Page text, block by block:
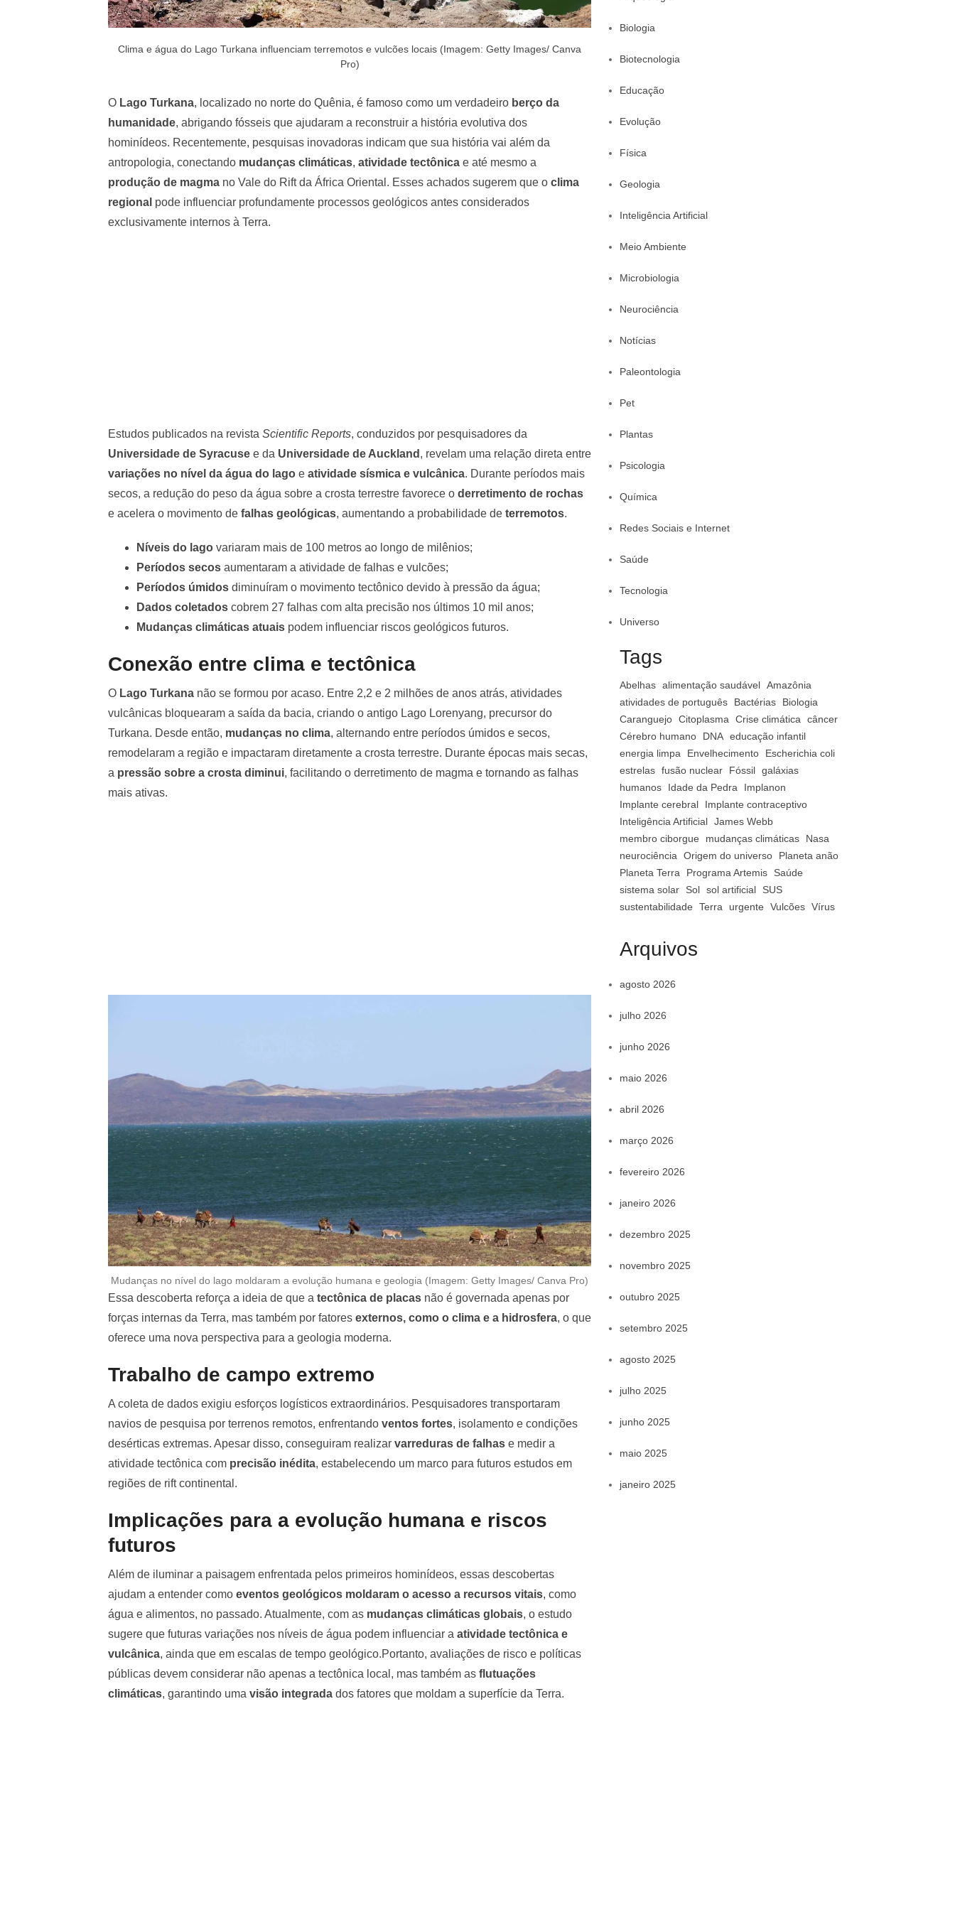
Clima e água do Lago Turkana influenciam terremotos e vulcões locais (Imagem: Getty Images/ Canva
Pro)
O Lago Turkana, localizado no norte do Quênia, é famoso como um verdadeiro berço da
humanidade, abrigando fósseis que ajudaram a reconstruir a história evolutiva dos
hominídeos. Recentemente, pesquisas inovadoras indicam que sua história vai além da
antropologia, conectando mudanças climáticas, atividade tectônica e até mesmo a
produção de magma no Vale do Rift da África Oriental. Esses achados sugerem que o clima
regional pode influenciar profundamente processos geológicos antes considerados
exclusivamente internos à Terra.
Estudos publicados na revista Scientific Reports, conduzidos por pesquisadores da
Universidade de Syracuse e da Universidade de Auckland , revelam uma relação direta entre
variações no nível da água do lago e atividade sísmica e vulcânica. Durante períodos mais
secos, a redução do peso da água sobre a crosta terrestre favorece o derretimento de rochas
e acelera o movimento de falhas geológicas, aumentando a probabilidade de terremotos.
Níveis do lago variaram mais de 100 metros ao longo de milênios;
Períodos secos aumentaram a atividade de falhas e vulcões;
Períodos úmidos diminuíram o movimento tectônico devido à pressão da água;
Dados coletados cobrem 27 falhas com alta precisão nos últimos 10 mil anos;
Mudanças climáticas atuais podem influenciar riscos geológicos futuros.
Conexão entre clima e tectônica
O Lago Turkana não se formou por acaso. Entre 2,2 e 2 milhões de anos atrás, atividades
vulcânicas bloquearam a saída da bacia, criando o antigo Lago Lorenyang, precursor do
Turkana. Desde então, mudanças no clima, alternando entre períodos úmidos e secos,
remodelaram a região e impactaram diretamente a crosta terrestre. Durante épocas mais secas,
a pressão sobre a crosta diminui, facilitando o derretimento de magma e tornando as falhas
mais ativas.
Mudanças no nível do lago moldaram a evolução humana e geologia (Imagem: Getty Images/ Canva Pro)
Essa descoberta reforça a ideia de que a tectônica de placas não é governada apenas por
forças internas da Terra, mas também por fatores externos, como o clima e a hidrosfera, o que
oferece uma nova perspectiva para a geologia moderna.
Trabalho de campo extremo
A coleta de dados exigiu esforços logísticos extraordinários. Pesquisadores transportaram
navios de pesquisa por terrenos remotos, enfrentando ventos fortes, isolamento e condições
desérticas extremas. Apesar disso, conseguiram realizar varreduras de falhas e medir a
atividade tectônica com precisão inédita, estabelecendo um marco para futuros estudos em
regiões de rift continental.
Implicações para a evolução humana e riscos
futuros
Além de iluminar a paisagem enfrentada pelos primeiros hominídeos, essas descobertas
ajudam a entender como eventos geológicos moldaram o acesso a recursos vitais, como
água e alimentos, no passado. Atualmente, com as mudanças climáticas globais, o estudo
sugere que futuras variações nos níveis de água podem influenciar a atividade tectônica e
vulcânica, ainda que em escalas de tempo geológico.Portanto, avaliações de risco e políticas
públicas devem considerar não apenas a tectônica local, mas também as flutuações
climáticas, garantindo uma visão integrada dos fatores que moldam a superfície da Terra.
Biologia
Biotecnologia
Educação
Evolução
Física
Geologia
Inteligência Artificial
Meio Ambiente
Microbiologia
Neurociência
Notícias
Paleontologia
Pet
Plantas
Psicologia
Química
Redes Sociais e Internet
Saúde
Tecnologia
Universo
Tags
Abelhas alimentação saudável Amazônia
atividades de português
Bactérias
Biologia
Caranguejo Citoplasma Crise climática
câncer
Cérebro humano
DNA educação infantil
energia limpa
Envelhecimento
Escherichia coli
estrelas fusão nuclear Fóssil galáxias
humanos
Idade da Pedra
Implanon
Implante cerebral
Implante contraceptivo
Inteligência Artificial James Webb
membro ciborgue
mudanças climáticas
Nasa
neurociência
Origem do universo
Planeta anão
Planeta Terra
Programa Artemis
Saúde
sistema solar
Sol sol artificial
SUS
sustentabilidade
Terra urgente Vulcões Vírus
Arquivos
agosto 2026
julho 2026
junho 2026
maio 2026
abril 2026
março 2026
fevereiro 2026
janeiro 2026
dezembro 2025
novembro 2025
outubro 2025
setembro 2025
agosto 2025
julho 2025
junho 2025
maio 2025
janeiro 2025